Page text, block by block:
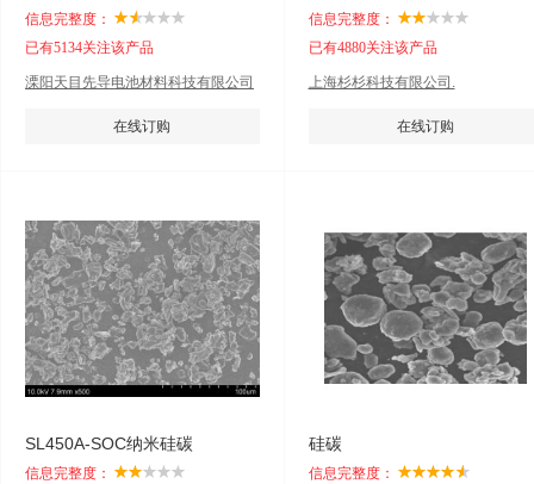
信息完整度：
已有5134关注该产品
溧阳天目先导电池材料科技有限公司
在线订购
信息完整度：
已有4880关注该产品
上海杉杉科技有限公司.
在线订购
SL450A-SOC纳米硅碳
信息完整度：
硅碳
信息完整度：